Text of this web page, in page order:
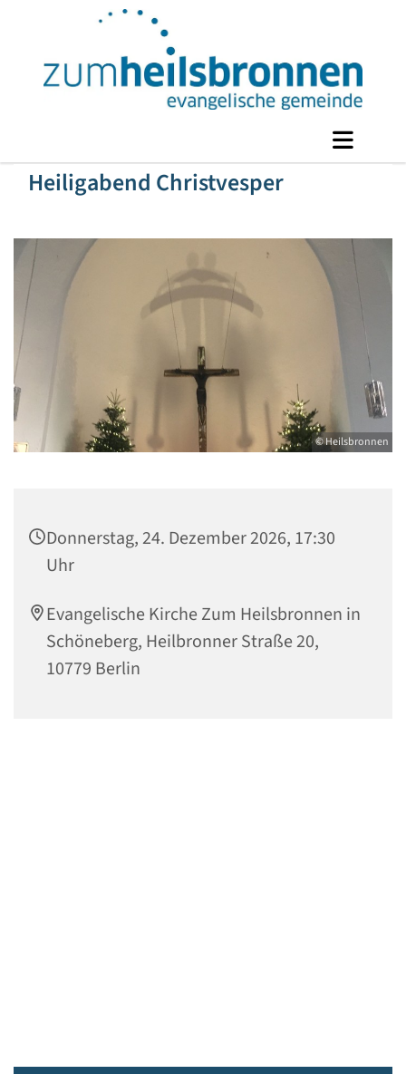
Heiligabend Christvesper
© Heilsbronnen
Donnerstag, 24. Dezember 2026, 17:30
Uhr
Evangelische Kirche Zum Heilsbronnen in
Schöneberg, Heilbronner Straße 20,
10779 Berlin